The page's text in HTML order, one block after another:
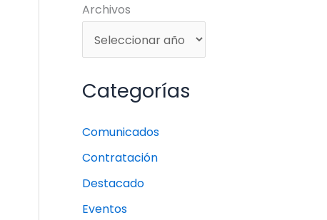
Archivos
Categorías
Comunicados
Contratación
Destacado
Eventos